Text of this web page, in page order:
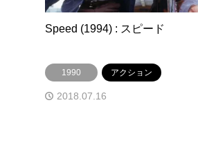
Speed (1994) : スピード
1990 アクション
2018.07.16